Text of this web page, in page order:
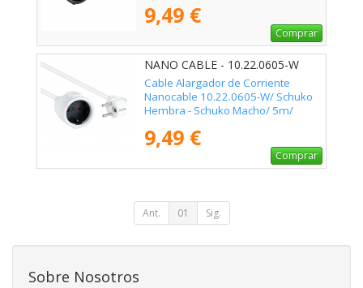
9,49 €
Comprar
NANO CABLE - 10.22.0605-W
Cable Alargador de Corriente
Nanocable 10.22.0605-W/ Schuko
Hembra - Schuko Macho/ 5m/
9,49 €
Comprar
Ant. 01 Sig.
Sobre Nosotros